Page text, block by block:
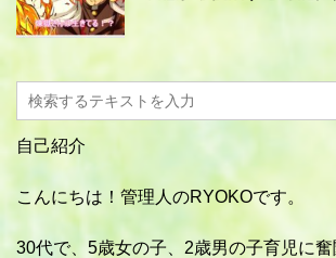
自己紹介
こんにちは！管理人のRYOKOです。
30代で、5歳女の子、2歳男の子育児に